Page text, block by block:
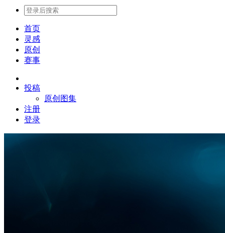
首页
灵感
原创
赛事
投稿
原创图集
注册
登录